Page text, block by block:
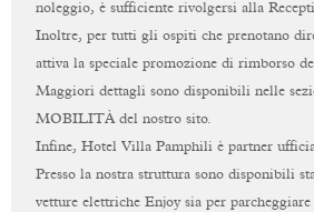
noleggio, è sufficiente rivolgersi alla
Inoltre, per tutti gli ospiti che prenotano
attiva la speciale promozione di rimborso
Maggiori dettagli sono disponibili nelle
MOBILITÀ del nostro sito.
Infine, Hotel Villa Pamphili è partner
Presso la nostra struttura sono disponibili
vetture elettriche Enjoy sia per